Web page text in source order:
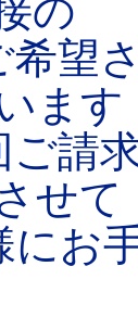
の
希望
ます
ご請
せて
にお